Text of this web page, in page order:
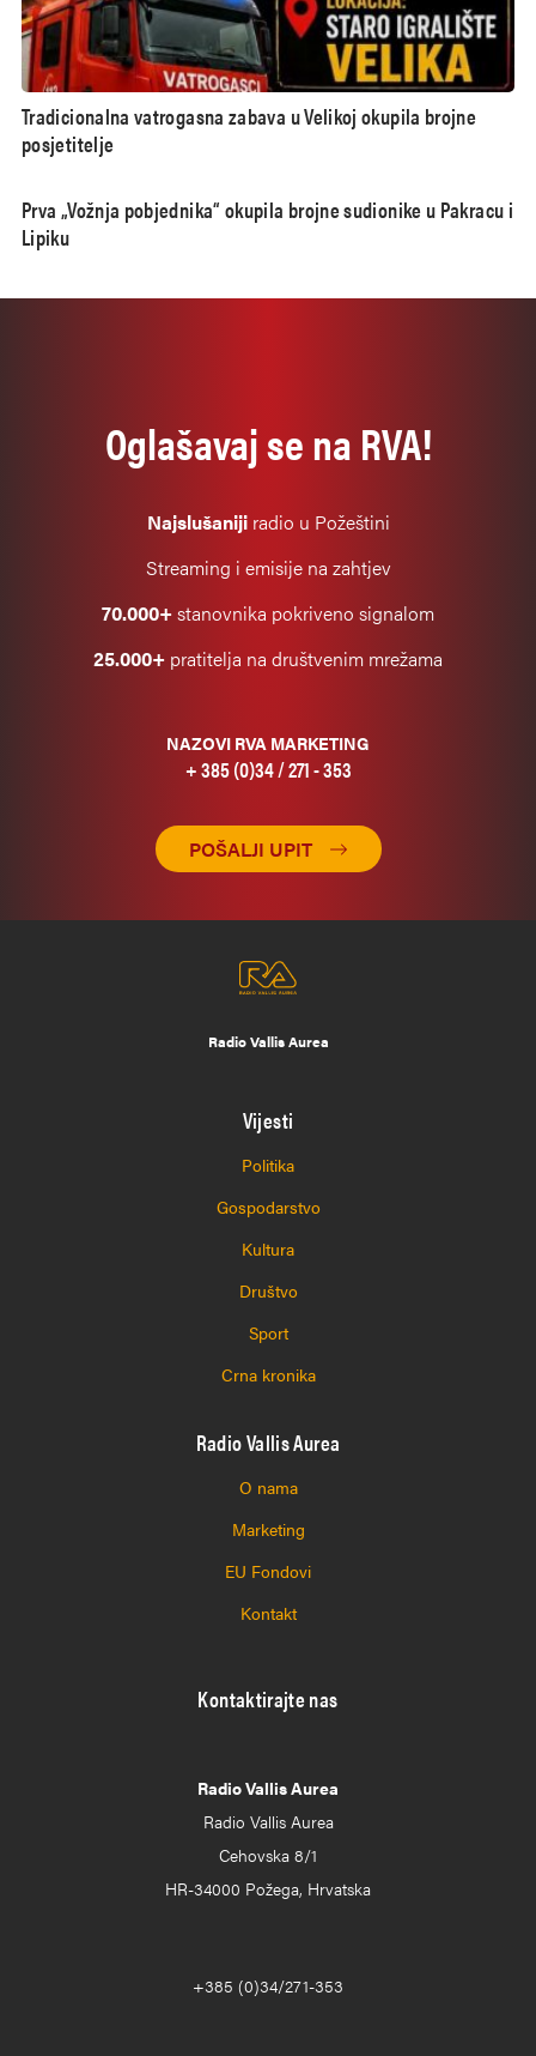
Tradicionalna vatrogasna zabava u Velikoj okupila brojne
posjetitelje
Prva „Vožnja pobjednika“ okupila brojne sudionike u Pakracu i
Lipiku
Oglašavaj se na RVA!
Najslušanijiradio u Požeštini
Streaming i emisije na zahtjev
70.000+stanovnika pokriveno signalom
25.000+ pratitelja na društvenim mrežama
NAZOVI RVA MARKETING
+ 385 (0)34 / 271 - 353
POŠALJI UPIT
Radio Vallis Aurea
Vijesti
Politika
Gospodarstvo
Kultura
Društvo
Sport
Crna kronika
Radio Vallis Aurea
O nama
Marketing
EU Fondovi
Kontakt
Kontaktirajte nas
Radio Vallis Aurea
Radio Vallis Aurea
Cehovska 8/1
HR-34000 Požega, Hrvatska
+385 (0)34/271-353